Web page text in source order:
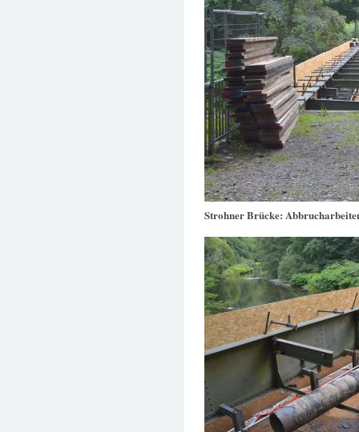
Strohner Brücke: